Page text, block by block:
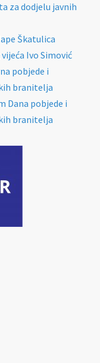
za dodjelu javnih
Škatulica
Ivo Simović
pobjede i
branitelja
Dana pobjede i
branitelja